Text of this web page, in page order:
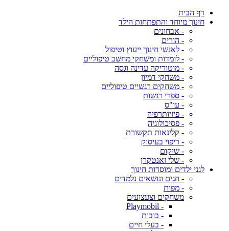
דף הבית
חינוך מיוחד והתפתחות הילד
- אבחונים
- הורים
- לאנשי חינוך ייעוץ וטיפול
- לומדות ומשחקי מחשב טיפוליים
- מוטוריקה עדינה וגסה
- משחקי דמיון
- משחקים רגשיים טיפוליים
- ספרי רגשות
- עו"ס
- פיזיותרפיה
- פסיכולוגיה
- קלינאות תקשורת
- ריפוי בעיסוק
- שיקום
- שלי זאנטקרן
לגני ילדים ומוסדות חינוך
- חגים ונושאים נלמדים
- מפות
משחקים וצעצועים
- Playmobil
- בובות
- בעלי חיים